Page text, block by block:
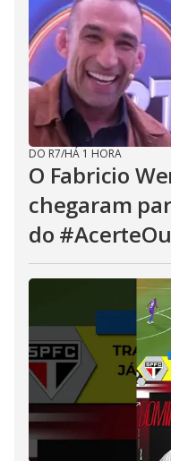
DO R7/HÁ 1 HORA
O Fabricio
chegaram
do